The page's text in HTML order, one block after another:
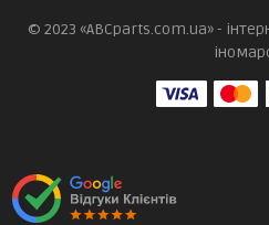
© 2023 «ABCparts.com.ua» -